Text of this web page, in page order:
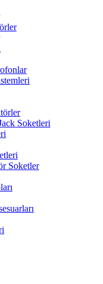
Soketleri
Soketler